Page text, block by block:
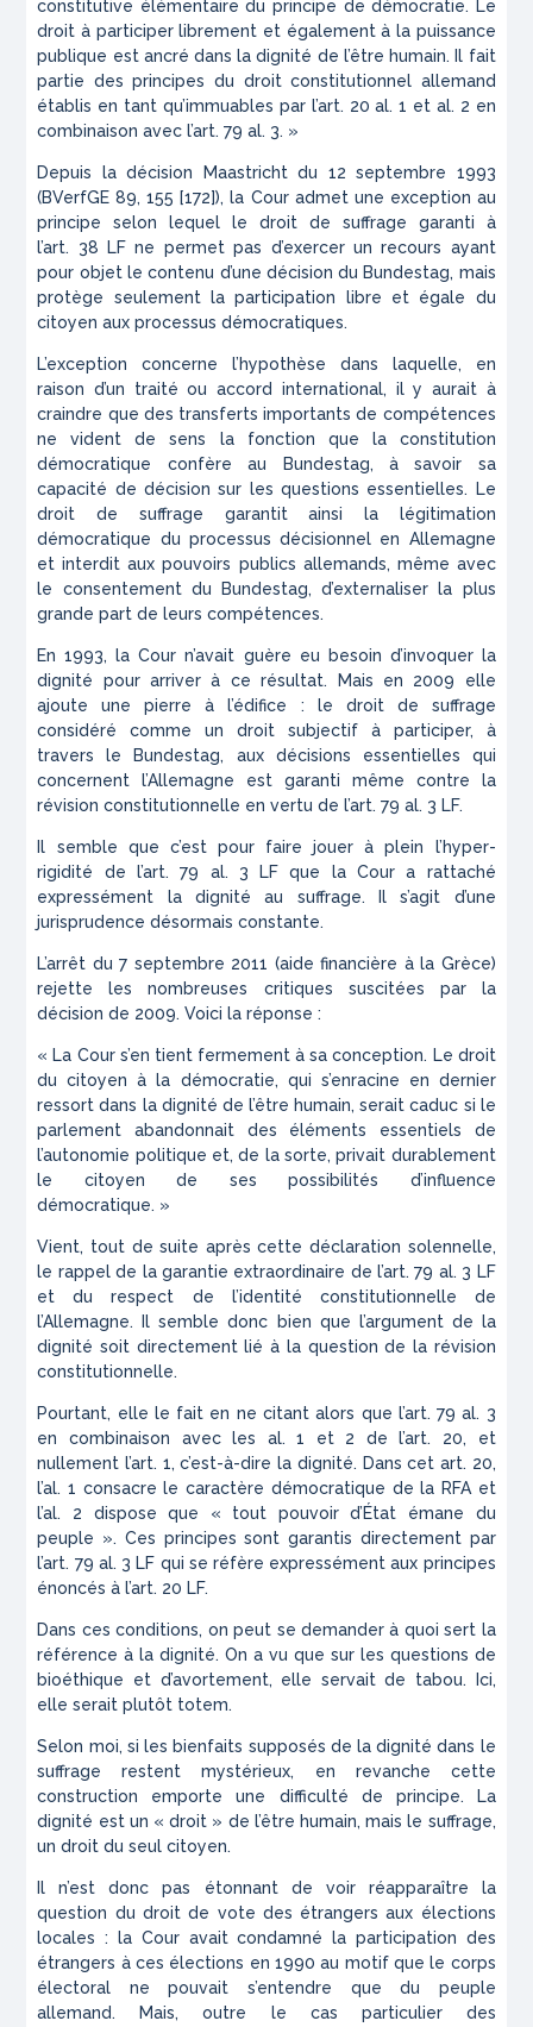
constitutive élémentaire du principe de démocratie. Le
droit à participer librement et également à la puissance
publique est ancré dans la dignité de l’être humain. Il fait
partie des principes du droit constitutionnel allemand
établis en tant qu’immuables par l’art. 20 al. 1 et al. 2 en
combinaison avec l’art. 79 al. 3. »
Depuis la décision Maastricht du 12 septembre 1993
(BVerfGE 89, 155 [172]), la Cour admet une exception au
principe selon lequel le droit de suffrage garanti à
l’art. 38 LF ne permet pas d’exercer un recours ayant
pour objet le contenu d’une décision du Bundestag, mais
protège seulement la participation libre et égale du
citoyen aux processus démocratiques.
L’exception concerne l’hypothèse dans laquelle, en
raison d’un traité ou accord international, il y aurait à
craindre que des transferts importants de compétences
ne vident de sens la fonction que la constitution
démocratique confère au Bundestag, à savoir sa
capacité de décision sur les questions essentielles. Le
droit de suffrage garantit ainsi la légitimation
démocratique du processus décisionnel en Allemagne
et interdit aux pouvoirs publics allemands, même avec
le consentement du Bundestag, d’externaliser la plus
grande part de leurs compétences.
En 1993, la Cour n’avait guère eu besoin d’invoquer la
dignité pour arriver à ce résultat. Mais en 2009 elle
ajoute une pierre à l’édifice : le droit de suffrage
considéré comme un droit subjectif à participer, à
travers le Bundestag, aux décisions essentielles qui
concernent l’Allemagne est garanti même contre la
révision constitutionnelle en vertu de l’art. 79 al. 3 LF.
Il semble que c’est pour faire jouer à plein l’hyper-
rigidité de l’art. 79 al. 3 LF que la Cour a rattaché
expressément la dignité au suffrage. Il s’agit d’une
jurisprudence désormais constante.
L’arrêt du 7 septembre 2011 (aide financière à la Grèce)
rejette les nombreuses critiques suscitées par la
décision de 2009. Voici la réponse :
« La Cour s’en tient fermement à sa conception. Le droit
du citoyen à la démocratie, qui s’enracine en dernier
ressort dans la dignité de l’être humain, serait caduc si le
parlement abandonnait des éléments essentiels de
l’autonomie politique et, de la sorte, privait durablement
le citoyen de ses possibilités d’influence
démocratique. »
Vient, tout de suite après cette déclaration solennelle,
le rappel de la garantie extraordinaire de l’art. 79 al. 3 LF
et du respect de l’identité constitutionnelle de
l’Allemagne. Il semble donc bien que l’argument de la
dignité soit directement lié à la question de la révision
constitutionnelle.
Pourtant, elle le fait en ne citant alors que l’art. 79 al. 3
en combinaison avec les al. 1 et 2 de l’art. 20, et
nullement l’art. 1, c’est-à-dire la dignité. Dans cet art. 20,
l’al. 1 consacre le caractère démocratique de la RFA et
l’al. 2 dispose que « tout pouvoir d’État émane du
peuple ». Ces principes sont garantis directement par
l’art. 79 al. 3 LF qui se réfère expressément aux principes
énoncés à l’art. 20 LF.
Dans ces conditions, on peut se demander à quoi sert la
référence à la dignité. On a vu que sur les questions de
bioéthique et d’avortement, elle servait de tabou. Ici,
elle serait plutôt totem.
Selon moi, si les bienfaits supposés de la dignité dans le
suffrage restent mystérieux, en revanche cette
construction emporte une difficulté de principe. La
dignité est un « droit » de l’être humain, mais le suffrage,
un droit du seul citoyen.
Il n’est donc pas étonnant de voir réapparaître la
question du droit de vote des étrangers aux élections
locales : la Cour avait condamné la participation des
étrangers à ces élections en 1990 au motif que le corps
électoral ne pouvait s’entendre que du peuple
allemand. Mais, outre le cas particulier des